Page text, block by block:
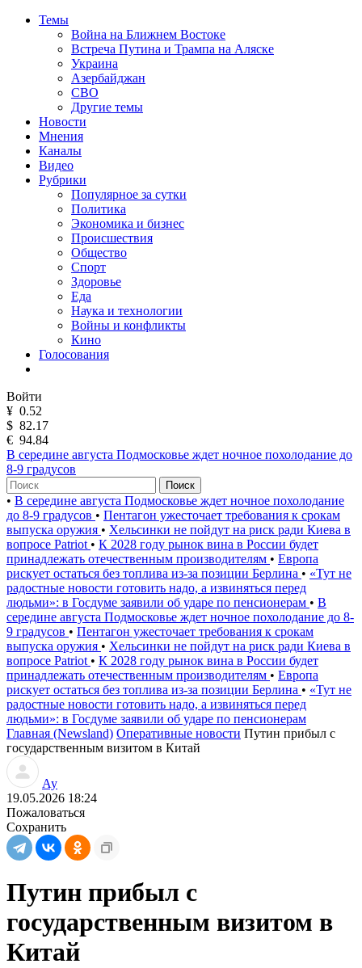
Темы
Война на Ближнем Востоке
Встреча Путина и Трампа на Аляске
Украина
Азербайджан
СВО
Другие темы
Новости
Мнения
Каналы
Видео
Рубрики
Популярное за сутки
Политика
Экономика и бизнес
Происшествия
Общество
Спорт
Здоровье
Еда
Наука и технологии
Войны и конфликты
Кино
Голосования
Войти
¥ 0.52
$ 82.17
€ 94.84
В середине августа Подмосковье ждет ночное похолодание до
8-9 градусов
Поиск
• В середине августа Подмосковье ждет ночное похолодание
до 8-9 градусов • Пентагон ужесточает требования к срокам
выпуска оружия • Хельсинки не пойдут на риск ради Киева в
вопросе Patriot • К 2028 году рынок вина в России будет
принадлежать отечественным производителям • Европа
рискует остаться без топлива из-за позиции Берлина • «Тут не
радостные новости готовить надо, а извиняться перед
людьми»: в Госдуме заявили об ударе по пенсионерам • В
середине августа Подмосковье ждет ночное похолодание до 8-
9 градусов • Пентагон ужесточает требования к срокам
выпуска оружия • Хельсинки не пойдут на риск ради Киева в
вопросе Patriot • К 2028 году рынок вина в России будет
принадлежать отечественным производителям • Европа
рискует остаться без топлива из-за позиции Берлина • «Тут не
радостные новости готовить надо, а извиняться перед
людьми»: в Госдуме заявили об ударе по пенсионерам
Главная (Newsland) Оперативные новости Путин прибыл с
государственным визитом в Китай
Ау
19.05.2026 18:24
Пожаловаться
Сохранить
Путин прибыл с
государственным визитом в
Китай